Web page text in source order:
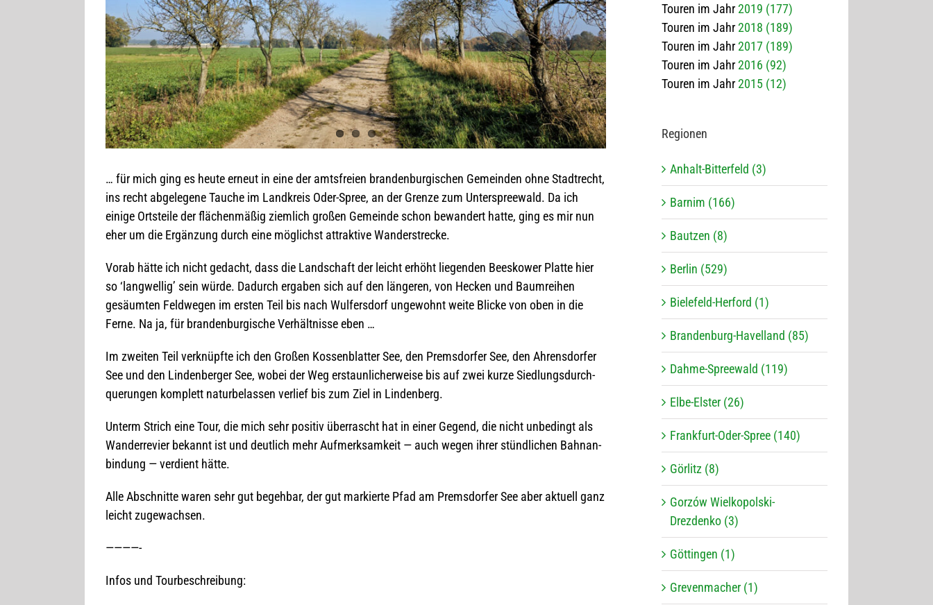
… für mich ging es heute erneut in eine der amts­freien bran­den­bur­gi­schen Gemein­den ohne Stadt­recht,
ins recht abge­le­gene Tau­che im Land­kreis Oder-Spree, an der Grenze zum Unter­spree­wald. Da ich
einige Orts­teile der flä­chen­mä­ßig ziem­lich gro­ßen Gemeinde schon bewan­dert hatte, ging es mir nun
eher um die Ergän­zung durch eine mög­lichst attrak­tive Wanderstrecke.
Vorab hätte ich nicht gedacht, dass die Land­schaft der leicht erhöht lie­gen­den Bees­kower Platte hier
so ‘lang­wel­lig’ sein würde. Dadurch erga­ben sich auf den län­ge­ren, von Hecken und Baum­rei­hen
gesäum­ten Feld­we­gen im ers­ten Teil bis nach Wul­fers­dorf unge­wohnt weite Bli­cke von oben in die
Ferne. Na ja, für bran­den­bur­gi­sche Ver­hält­nisse eben …
Im zwei­ten Teil ver­knüpfte ich den Gro­ßen Kos­sen­blat­ter See, den Prem­s­dor­fer See, den Ahrens­dor­fer
See und den Lin­den­ber­ger See, wobei der Weg erstaun­li­cher­weise bis auf zwei kurze Sied­lungs­durch­
que­run­gen kom­plett natur­be­las­sen ver­lief bis zum Ziel in Lindenberg.
Unterm Strich eine Tour, die mich sehr posi­tiv über­rascht hat in einer Gegend, die nicht unbe­dingt als
Wan­der­re­vier bekannt ist und deut­lich mehr Auf­merk­sam­keit — auch wegen ihrer stünd­li­chen Bahn­an­
bin­dung — ver­dient hätte.
Alle Abschnitte waren sehr gut begeh­bar, der gut mar­kierte Pfad am Prem­s­dor­fer See aber aktu­ell ganz
leicht zugewachsen.
————-
Infos und Tourbeschreibung:
Touren im Jahr2019 (177)
Touren im Jahr2018 (189)
Touren im Jahr2017 (189)
Touren im Jahr2016 (92)
Touren im Jahr2015 (12)
Regio­nen
Anhalt-Bitterfeld (3)
Barnim (166)
Bautzen (8)
Berlin (529)
Bielefeld-Herford (1)
Brandenburg-Havelland (85)
Dahme-Spreewald (119)
Elbe-Elster (26)
Frankfurt-Oder-Spree (140)
Görlitz (8)
Gorzów Wielkopolski-
Drezdenko (3)
Göttingen (1)
Grevenmacher (1)